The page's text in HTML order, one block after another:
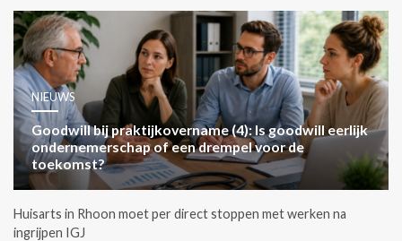
NIEUWS
Goodwill bij praktijkovername (4): Is goodwill eerlijk
ondernemerschap of een drempel voor de
toekomst?
Huisarts in Rhoon moet per direct stoppen met werken na
ingrijpen IGJ